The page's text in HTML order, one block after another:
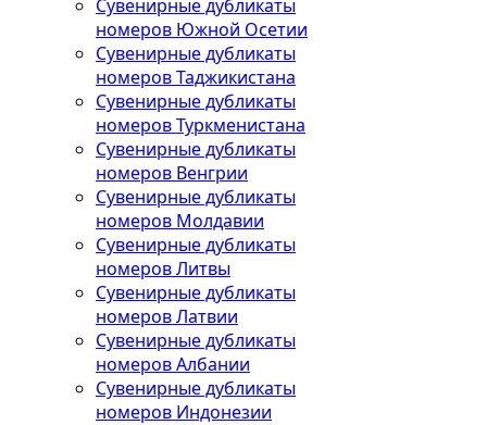
Сувенирные дубликаты
номеров Южной Осетии
Сувенирные дубликаты
номеров Таджикистана
Сувенирные дубликаты
номеров Туркменистана
Сувенирные дубликаты
номеров Венгрии
Сувенирные дубликаты
номеров Молдавии
Сувенирные дубликаты
номеров Литвы
Сувенирные дубликаты
номеров Латвии
Сувенирные дубликаты
номеров Албании
Сувенирные дубликаты
номеров Индонезии